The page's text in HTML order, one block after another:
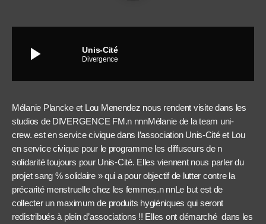
play_arrow Unis-Cité
Divergence
Mélanie Plancke et Lou Menendez nous rendent visite dans les
studios de DIVERGENCE FM.n nnnMélanie de la team uni-
crew. est en service civique dans l’association Unis-Cité et Lou
en service civique pour le programme les diffuseurs de n
solidarité toujours pour Unis-Cité. Elles viennent nous parler du
projet sang % solidaire » qui a pour objectif de lutter contre la
précarité menstruelle chez les femmes.n nnLe but est de
collecter un maximum de produits hygiéniques qui seront
redistribués à plein d’associations !! Elles ont démarché dans les